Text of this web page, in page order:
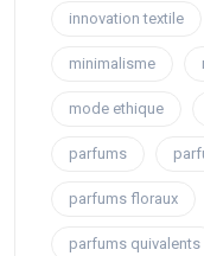
innovation textile
minimalisme
mode ethique
parfums
parfums floraux
parfums quivalents